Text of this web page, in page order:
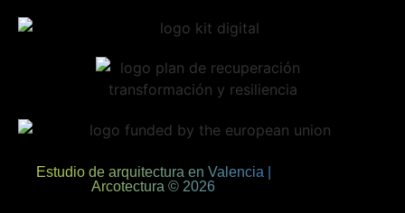
Estudio de arquitectura en Valencia |
Arcotectura © 2026